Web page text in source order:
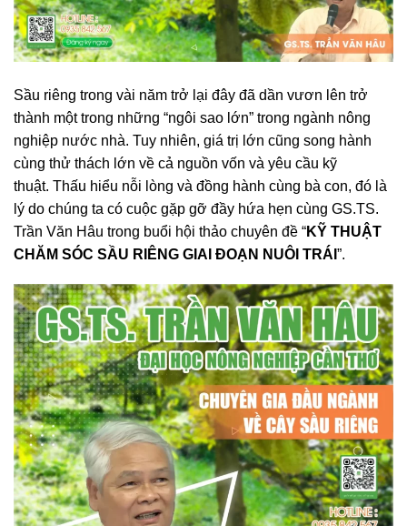
Sầu riêng trong vài năm trở lại đây đã dần vươn lên trở
thành một trong những “ngôi sao lớn” trong ngành nông
nghiệp nước nhà. Tuy nhiên, giá trị lớn cũng song hành
cùng thử thách lớn về cả nguồn vốn và yêu cầu kỹ
thuật. Thấu hiểu nỗi lòng và đồng hành cùng bà con, đó là
lý do chúng ta có cuộc gặp gỡ đầy hứa hẹn cùng GS.TS.
Trần Văn Hâu trong buổi hội thảo chuyên đề “KỸ THUẬT
CHĂM SÓC SẦU RIÊNG GIAI ĐOẠN NUÔI TRÁI ”.